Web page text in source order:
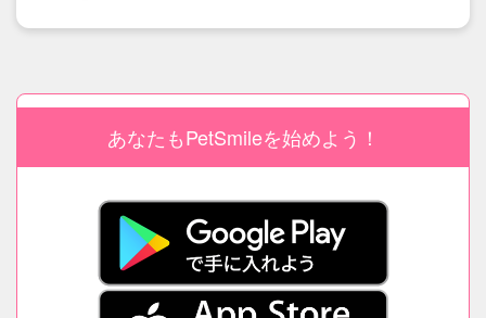
あなたもPetSmileを始めよう！